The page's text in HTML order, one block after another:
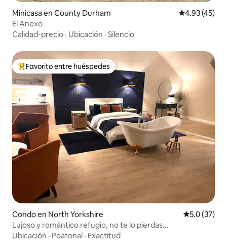
Minicasa en County Durham Calificación
4.93 (45)
El Anexo
Calidad-precio · Ubicación · Silencio
Favorito entre huéspedes preferido
Favorito entre huéspedes
Condo en North Yorkshire Calificación
5.0 (37)
Lujoso y romántico refugio, no te lo pierdas...
Ubicación · Peatonal · Exactitud